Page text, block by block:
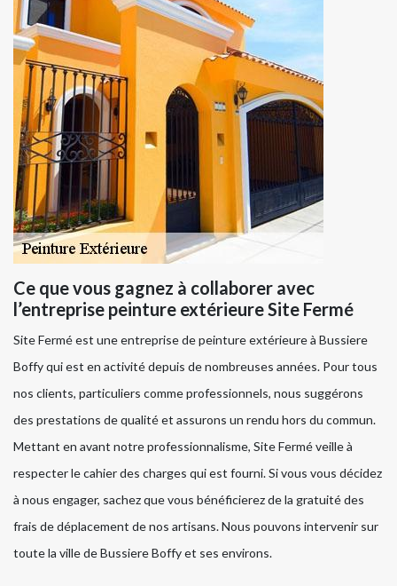
Ce que vous gagnez à collaborer avec
l’entreprise peinture extérieure Site Fermé
Site Fermé est une entreprise de peinture extérieure à Bussiere
Boffy qui est en activité depuis de nombreuses années. Pour tous
nos clients, particuliers comme professionnels, nous suggérons
des prestations de qualité et assurons un rendu hors du commun.
Mettant en avant notre professionnalisme, Site Fermé veille à
respecter le cahier des charges qui est fourni. Si vous vous décidez
à nous engager, sachez que vous bénéficierez de la gratuité des
frais de déplacement de nos artisans. Nous pouvons intervenir sur
toute la ville de Bussiere Boffy et ses environs.